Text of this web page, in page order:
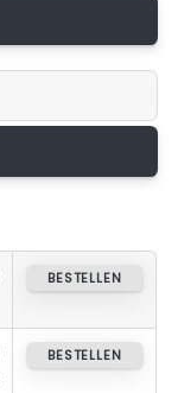
BESTELLEN
BESTELLEN